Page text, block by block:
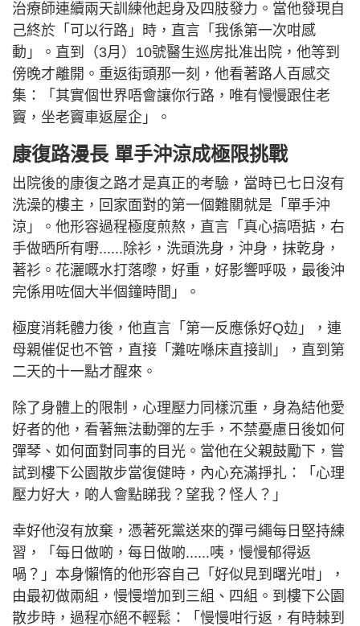
治療師連續兩天訓練他起身及四肢發力。當他發現自
己終於「可以行路」時，直言「我係第一次咁感
動」。直到（3月）10號醫生巡房批准出院，他等到
傍晚才離開。重返街頭那一刻，他看著路人百感交
集：「其實個世界唔會讓你行路，唯有慢慢跟住老
竇，坐老竇車返屋企」。
康復路漫長 單手沖涼成極限挑戰
出院後的康復之路才是真正的考驗，當時已七日沒有
洗澡的樓主，回家面對的第一個難關就是「單手沖
涼」。他形容過程極度煎熬，直言「真心搞唔掂，右
手做晒所有嘢......除衫，洗頭洗身，沖身，抹乾身，
著衫。花灑嘅水打落嚟，好重，好影響呼吸，最後沖
完係用咗個大半個鐘時間」。
極度消耗體力後，他直言「第一反應係好Q攰」，連
母親催促也不管，直接「灘咗喺床直接訓」，直到第
二天的十一點才醒來。
除了身體上的限制，心理壓力同樣沉重，身為結他愛
好者的他，看著無法動彈的左手，不禁憂慮日後如何
彈琴、如何面對同事的目光。當他在父親鼓勵下，嘗
試到樓下公園散步當復健時，內心充滿掙扎：「心理
壓力好大，啲人會點睇我？望我？怪人？」
幸好他沒有放棄，憑著死黨送來的彈弓繩每日堅持練
習，「每日做啲，每日做啲......咦，慢慢郁得返
喎？」本身懶惰的他形容自己「好似見到曙光咁」，
由最初做兩組，慢慢增加到三組、四組。到樓下公園
散步時，過程亦絕不輕鬆：「慢慢咁行返，有時棘到